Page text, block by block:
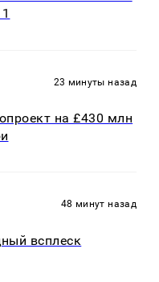
23 минуты назад
на £430 млн
48 минут назад
всплеск